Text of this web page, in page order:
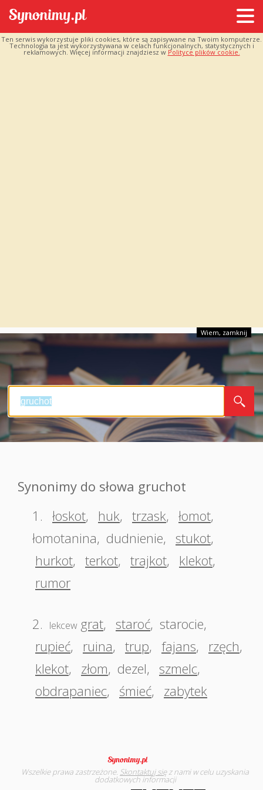
Ten serwis wykorzystuje pliki cookies, które są zapisywane na Twoim komputerze.
Technologia ta jest wykorzystywana w celach funkcjonalnych, statystycznych i
reklamowych. Więcej informacji znajdziesz w Polityce plików cookie.
Wiem, zamknij
Synonimy do słowa gruchot
1. łoskot, huk, trzask, łomot,
łomotanina, dudnienie, stukot,
hurkot, terkot, trajkot, klekot,
rumor
2. lekcew grat, staroć, starocie,
rupieć, ruina, trup, fajans, rzęch,
klekot, złom, dezel, szmelc,
obdrapaniec, śmieć, zabytek
Wszelkie prawa zastrzeżone. Skontaktuj sięz nami w celu uzyskania
dodatkowych informacji